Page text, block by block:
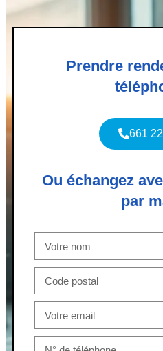
Prendre
661
Ou échangez
par